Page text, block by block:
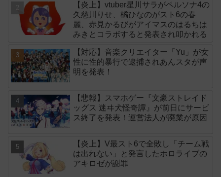
【炎上】vtuber星川サラがペルソナ4の
久慈川りせ、橘ひなのがスト6の春
麗、赤見かるびがアイマスのはるちは
みきとコラボすると発表され叩かれる
【対応】音楽クリエイター「Yu」が女
性に性的暴行で逮捕されあんスタが声
明を発表！
【悲報】スマホゲー『文豪ストレイド
ッグス 迷ヰ犬怪奇譚』が前日にサービ
ス終了を発表！運営法人が廃業が原因
【炎上】V最スト6で全敗し「チーム戦
は出れない」と発言したホロライブの
アキロゼが謝罪